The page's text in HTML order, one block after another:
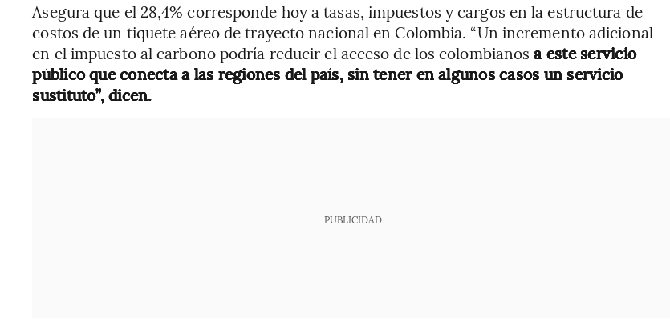
Asegura que el 28,4% corresponde hoy a tasas, impuestos y cargos en la estructura de
costos de un tiquete aéreo de trayecto nacional en Colombia. “Un incremento adicional
en el impuesto al carbono podría reducir el acceso de los colombianos a este servicio
público que conecta a las regiones del país, sin tener en algunos casos un servicio
sustituto”, dicen.
PUBLICIDAD